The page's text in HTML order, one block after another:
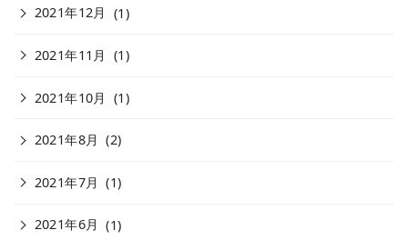
2021年12月 (1)
2021年11月 (1)
2021年10月 (1)
2021年8月 (2)
2021年7月 (1)
2021年6月 (1)